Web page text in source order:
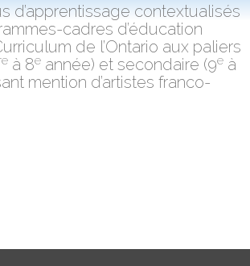
d’apprentissage contextualisés
cadres d’éducation
de l’Ontario aux paliers
à 8e année) et secondaire (9e à
mention d’artistes franco-